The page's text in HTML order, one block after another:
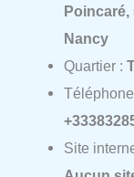
Poincaré,
Nancy
Quartier :
Site